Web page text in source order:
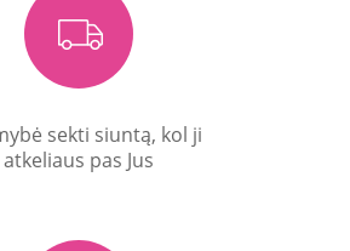
sekti siuntą, kol ji
atkeliaus pas Jus